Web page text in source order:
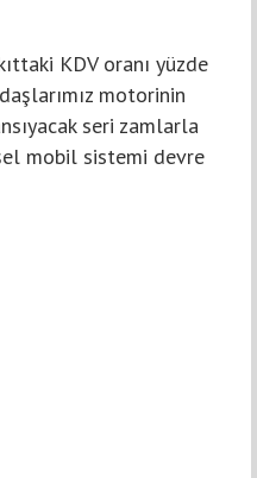
KDV oranı yüzde
motorinin
seri zamlarla
mobil sistemi devre